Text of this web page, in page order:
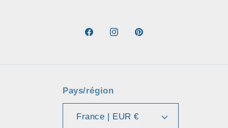
FacebookInstagramPinterest
Pays/région
France | EUR €